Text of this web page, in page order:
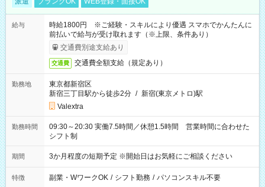
給与
時給1800円 ※ご経験・スキルにより優遇 スマホでかんたんに
前払いで給与が受け取れます（※上限、条件あり）
交通費別途支給あり
交通費 交通費全額支給（規定あり）
勤務地
東京都新宿区
新宿三丁目駅から徒歩2分 / 新宿(東京メトロ)駅
Valextra
勤務時間
09:30～20:30 実働7.5時間／休憩1.5時間 営業時間に合わせた
シフト制
期間 3か月程度の短期予定 ※開始日はお気軽にご相談ください
特徴 副業・WワークOK / シフト勤務 / パソコンスキル不要